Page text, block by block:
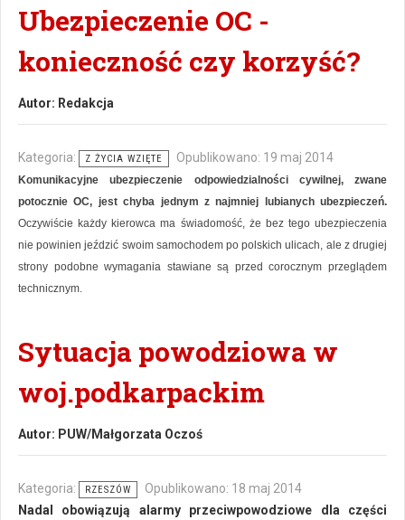
Ubezpieczenie OC -
konieczność czy korzyść?
Autor: Redakcja
Kategoria: Z ŻYCIA WZIĘTE Opublikowano: 19 maj 2014
Komunikacyjne ubezpieczenie odpowiedzialności cywilnej, zwane
potocznie OC, jest chyba jednym z najmniej lubianych ubezpieczeń.
Oczywiście każdy kierowca ma świadomość, że bez tego ubezpieczenia
nie powinien jeździć swoim samochodem po polskich ulicach, ale z drugiej
strony podobne wymagania stawiane są przed corocznym przeglądem
technicznym.
Sytuacja powodziowa w
woj.podkarpackim
Autor: PUW/Małgorzata Oczoś
Kategoria: RZESZÓW
Opublikowano: 18 maj 2014
Nadal obowiązują alarmy przeciwpowodziowe dla części